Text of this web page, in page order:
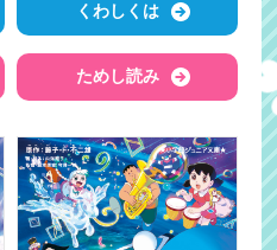
くわしくは
ためし読み